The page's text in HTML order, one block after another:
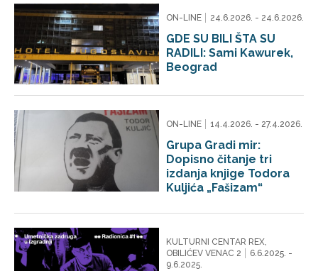
ON-LINE 24.6.2026. - 24.6.2026.
GDE SU BILI ŠTA SU
RADILI: Sami Kawurek,
Beograd
ON-LINE 14.4.2026. - 27.4.2026.
Grupa Gradi mir:
Dopisno čitanje tri
izdanja knjige Todora
Kuljića „Fašizam“
KULTURNI CENTAR REX,
OBILIĆEV VENAC 2
6.6.2025. -
9.6.2025.